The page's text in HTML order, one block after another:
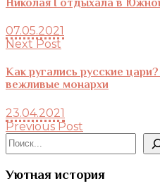
Николая I отдыхала в
07.05.2021
Next Post
Как ругались русские
вежливые монархи
23.04.2021
Previous Post
Поиск
Уютная история